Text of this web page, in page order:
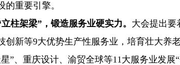
的重要引擎。
柱架梁”，锻造服务业硬实力。 大会提出要
创新等9大优势生产性服务业，培育壮大养
”、重庆设计、渝贸全球等11大服务业发